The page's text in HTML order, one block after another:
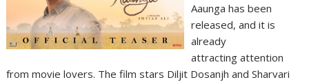
Aaunga has been
released, and it is
already
attracting attention
from movie lovers. The film stars Diljit Dosanjh and Sharvari